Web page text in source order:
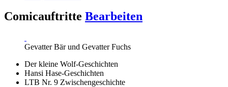
Comicauftritte Bearbeiten
Gevatter Bär und Gevatter Fuchs
Der kleine Wolf-Geschichten
Hansi Hase-Geschichten
LTB Nr. 9 Zwischengeschichte